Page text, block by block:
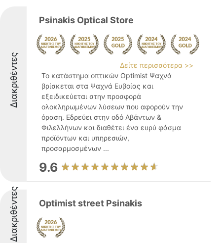
Διακριθέντες
Psinakis Optical Store
Δείτε περισσότερα >>
Το κατάστημα οπτικών Optimist Ψαχνά
βρίσκεται στα Ψαχνά Ευβοίας και
εξειδικεύεται στην προσφορά
ολοκληρωμένων λύσεων που αφορούν την
όραση. Εδρεύει στην οδό Αβάντων &
Φιλελλήνων και διαθέτει ένα ευρύ φάσμα
προϊόντων και υπηρεσιών,
προσαρμοσμένων ...
9.6
Διακριθέντες Optimist street Psinakis